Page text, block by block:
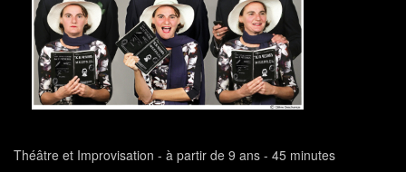
Théâtre et Improvisation - à partir de 9 ans - 45 minutes